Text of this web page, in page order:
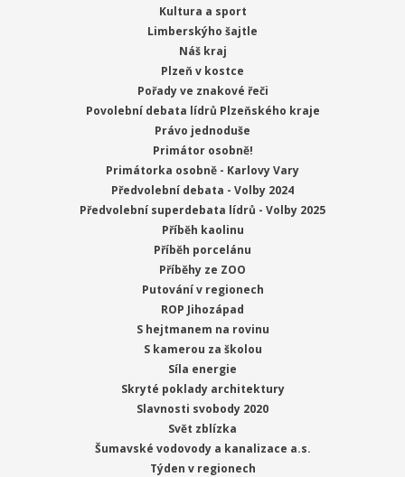
Kultura a sport
Limberskýho šajtle
Náš kraj
Plzeň v kostce
Pořady ve znakové řeči
Povolební debata lídrů Plzeňského kraje
Právo jednoduše
Primátor osobně!
Primátorka osobně - Karlovy Vary
Předvolební debata - Volby 2024
Předvolební superdebata lídrů - Volby 2025
Příběh kaolinu
Příběh porcelánu
Příběhy ze ZOO
Putování v regionech
ROP Jihozápad
S hejtmanem na rovinu
S kamerou za školou
Síla energie
Skryté poklady architektury
Slavnosti svobody 2020
Svět zblízka
Šumavské vodovody a kanalizace a.s.
Týden v regionech